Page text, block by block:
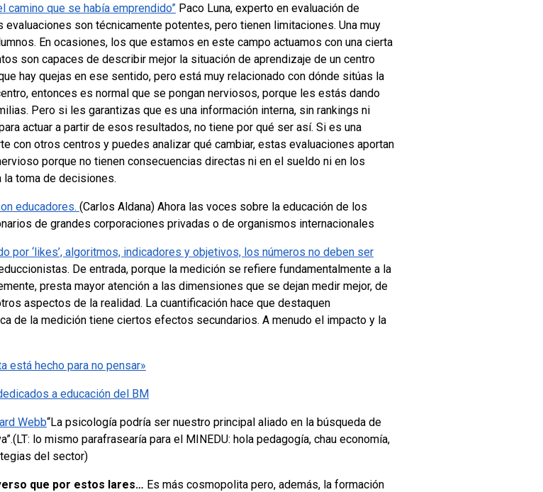
camino que se había emprendido” Paco Luna, experto en evaluación de
evaluaciones son técnicamente potentes, pero tienen limitaciones. Una muy
En ocasiones, los que estamos en este campo actuamos con una cierta
son capaces de describir mejor la situación de aprendizaje de un centro
hay quejas en ese sentido, pero está muy relacionado con dónde sitúas la
entonces es normal que se pongan nerviosos, porque les estás dando
Pero si les garantizas que es una información interna, sin rankings ni
actuar a partir de esos resultados, no tiene por qué ser así. Si es una
con otros centros y puedes analizar qué cambiar, estas evaluaciones aportan
porque no tienen consecuencias directas ni en el sueldo ni en los
la toma de decisiones.
educadores. (Carlos Aldana) Ahora las voces sobre la educación de los
de grandes corporaciones privadas o de organismos internacionales
por ‘likes’, algoritmos, indicadores y objetivos, los números no deben ser
De entrada, porque la medición se refiere fundamentalmente a la
presta mayor atención a las dimensiones que se dejan medir mejor, de
aspectos de la realidad. La cuantificación hace que destaquen
de la medición tiene ciertos efectos secundarios. A menudo el impacto y la
está hecho para no pensar»
a educación del BM
Webb“La psicología podría ser nuestro principal aliado en la búsqueda de
(LT: lo mismo parafrasearía para el MINEDU: hola pedagogía, chau economía,
del sector)
que por estos lares… Es más cosmopolita pero, además, la formación